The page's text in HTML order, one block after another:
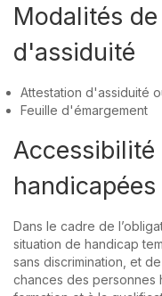
Modalités
d'assiduité
Attestation d'assiduité
Feuille d'émargement
Accessibilité
handicapées
Dans le cadre de
situation de handicap
sans discrimination, et
chances des personnes